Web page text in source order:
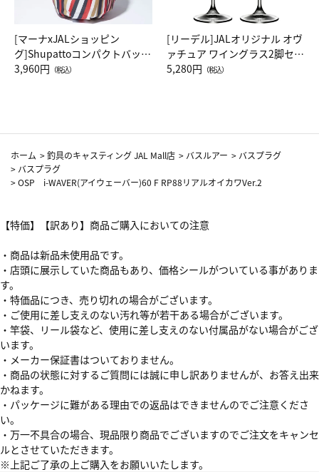
[マーナxJALショッピン
グ]Shupattoコンパクトバッグ
Drop JAL客室乗務員（LC）ス
3,960円 （税込）
[リーデル]JALオリジナル オヴ
ァチュア ワイングラス2脚セッ
ト（レッドワイン）
5,280円 （税込）
ホーム >釣具のキャスティング JAL Mall店 > バスルアー > バスプラグ
> バスプラグ
>OSP i-WAVER(アイウェーバー)60 F RP88リアルオイカワVer.2
【特価】【訳あり】商品ご購入においての注意
・商品は新品未使用品です。
・店頭に展示していた商品もあり、価格シールがついている事がありま
す。
・特価品につき、売り切れの場合がございます。
・ご使用に差し支えのない汚れ等が若干ある場合がございます。
・竿袋、リール袋など、使用に差し支えのない付属品がない場合がござ
います。
・メーカー保証書はついておりません。
・商品の状態に対するご質問には誠に申し訳ありませんが、お答え出来
かねます。
・パッケージに難がある理由での返品はできませんのでご注意くださ
い。
・万一不具合の場合、現品限り商品でございますのでご注文をキャンセ
ルとさせていただきます。
※上記ご了承の上ご購入をお願いいたします。